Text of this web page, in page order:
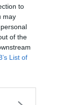
to
may
of the
List of